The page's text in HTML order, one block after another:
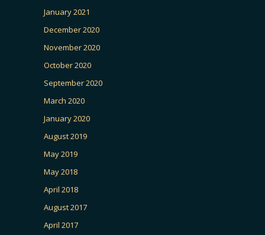
January 2021
December 2020
November 2020
October 2020
September 2020
March 2020
January 2020
August 2019
May 2019
May 2018
April 2018
August 2017
April 2017